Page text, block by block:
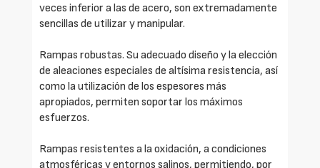
veces inferior a las de acero, son extremadamente
sencillas de utilizar y manipular.
Rampas robustas. Su adecuado diseño y la elección
de aleaciones especiales de altísima resistencia, así
como la utilización de los espesores más
apropiados, permiten soportar los máximos
esfuerzos.
Rampas resistentes a la oxidación, a condiciones
atmosféricas y entornos salinos, permitiendo, por